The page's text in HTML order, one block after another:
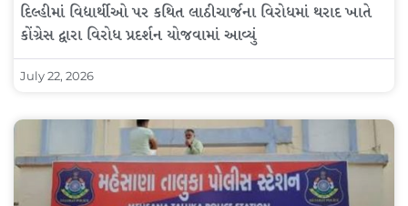
દિલ્હીમાં વિદ્યાર્થીઓ પર કથિત લાઠીચાર્જના વિરોધમાં થરાદ ખાતે
કોંગ્રેસ દ્વારા વિરોધ પ્રદર્શન યોજવામાં આવ્યું
July 22, 2026